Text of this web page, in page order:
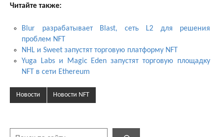
Читайте также:
Blur разрабатывает Blast, сеть L2 для решения
проблем NFT
NHL и Sweet запустят торговую платформу NFT
Yuga Labs и Magic Eden запустят торговую площадку
NFT в сети Ethereum
Новости Новости NFT